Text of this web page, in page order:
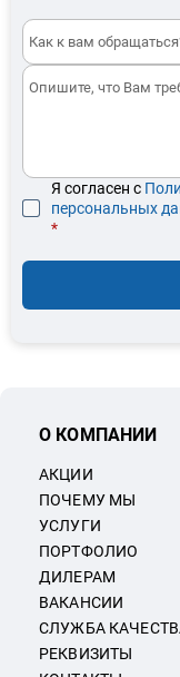
Я согласен с
персональных
*
О КОМПАНИИ
АКЦИИ
ПОЧЕМУ МЫ
УСЛУГИ
ПОРТФОЛИО
ДИЛЕРАМ
ВАКАНСИИ
СЛУЖБА
РЕКВИЗИТЫ